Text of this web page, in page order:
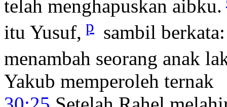
telah menghapuskan aibku.
itu Yusuf, p sambil
menambah seorang anak
Yakub memperoleh ternak